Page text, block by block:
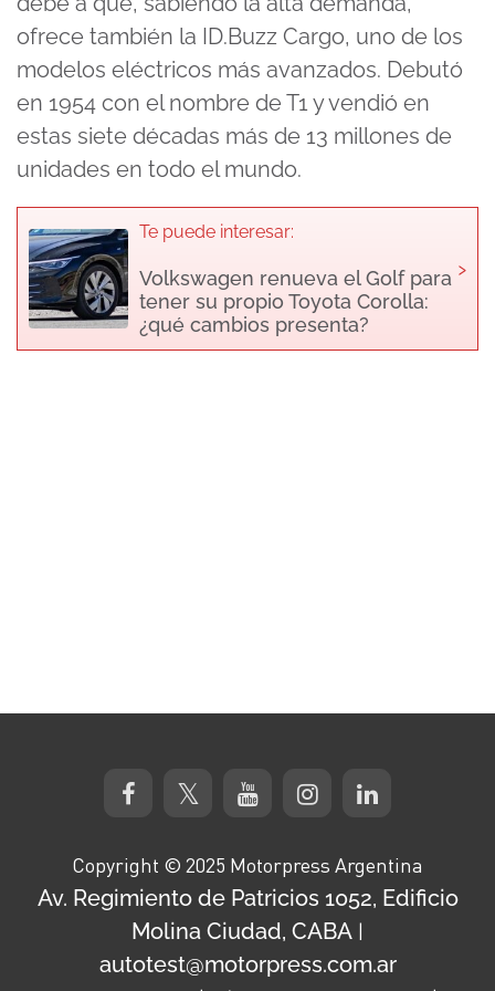
ofrece también la ID.Buzz Cargo, uno de los
modelos eléctricos más avanzados. Debutó
en 1954 con el nombre de T1 y vendió en
estas siete décadas más de 13 millones de
unidades en todo el mundo.
Te puede interesar:
Volkswagen renueva el Golf para
tener su propio Toyota Corolla:
¿qué cambios presenta?
›
Copyright © 2025 Motorpress Argentina
Av. Regimiento de Patricios 1052, Edificio
Molina Ciudad, CABA |
autotest@motorpress.com.ar